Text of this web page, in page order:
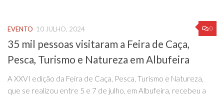
0
EVENTO 10 JULHO, 2024
35 mil pessoas visitaram a Feira de Caça,
Pesca, Turismo e Natureza em Albufeira
A XXVI edição da Feira de Caça, Pesca, Turismo e Natureza,
que se realizou entre 5 e 7 de julho, em Albufeira, recebeu a